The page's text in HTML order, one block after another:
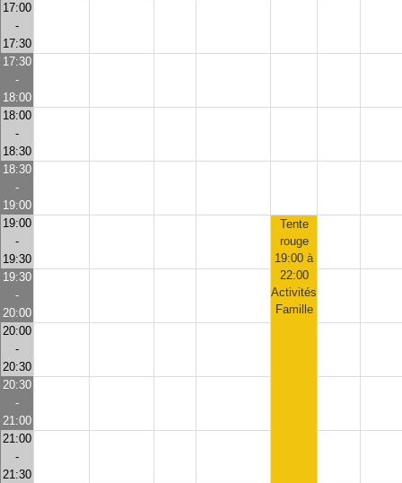
17:00
-
17:30
17:30
-
18:00
18:00
-
18:30
18:30
-
19:00
19:00
-
19:30
Tente
rouge
19:00 à
22:00
Activités
Famille
19:30
-
20:00
20:00
-
20:30
20:30
-
21:00
21:00
-
21:30